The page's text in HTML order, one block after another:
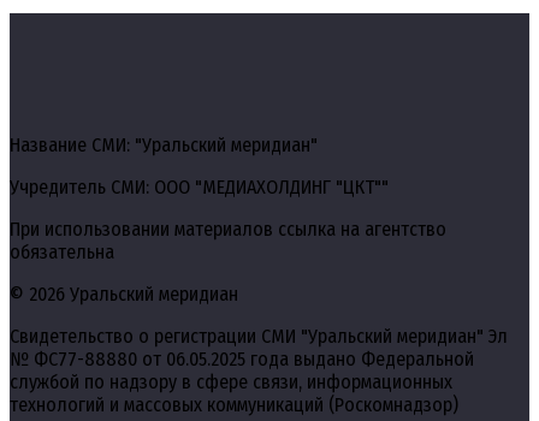
Название СМИ: "Уральский меридиан"
Учредитель СМИ: ООО "МЕДИАХОЛДИНГ "ЦКТ""
При использовании материалов ссылка на агентство
обязательна
© 2026 Уральский меридиан
Свидетельство о регистрации СМИ "Уральский меридиан" Эл
№ ФС77-88880 от 06.05.2025 года выдано Федеральной
службой по надзору в сфере связи, информационных
технологий и массовых коммуникаций (Роскомнадзор)